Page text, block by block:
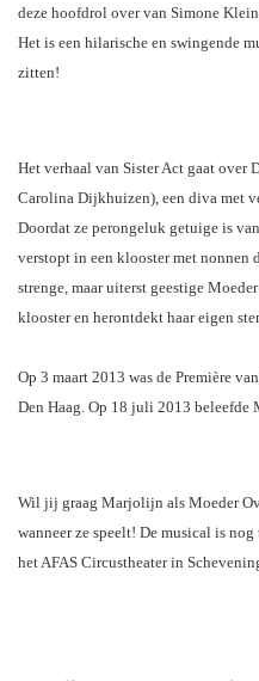
deze hoofdrol over van Simone
Het is een hilarische en swingende
zitten!
Het verhaal van Sister Act gaat over
Carolina Dijkhuizen), een diva met
Doordat ze perongeluk getuige is
verstopt in een klooster met nonnen
strenge, maar uiterst geestige
klooster en herontdekt haar eigen
Op 3 maart 2013 was de Première
Den Haag. Op 18 juli 2013 beleefde
Wil jij graag Marjolijn als Moeder
wanneer ze speelt! De musical is nog
het AFAS Circustheater in